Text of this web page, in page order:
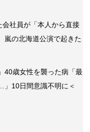
会社員が「本人から直接
嵐の北海道公演で起きた
40歳女性を襲った病「最
10日間意識不明に＜